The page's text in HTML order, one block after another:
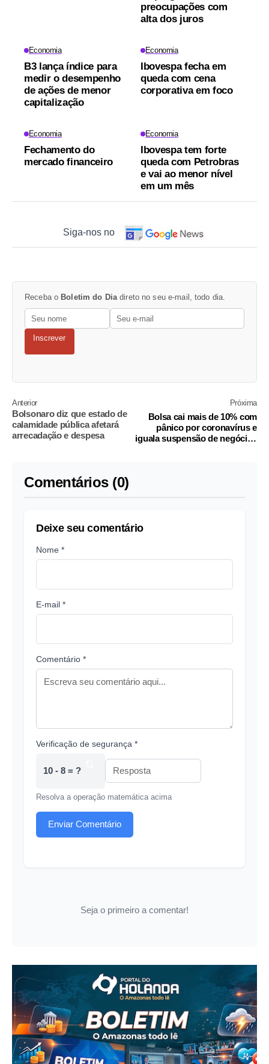
preocupações com
alta dos juros
Economia
B3 lança índice para
medir o desempenho
de ações de menor
capitalização
Economia
Ibovespa fecha em
queda com cena
corporativa em foco
Economia
Fechamento do
mercado financeiro
Economia
Ibovespa tem forte
queda com Petrobras
e vai ao menor nível
em um mês
Siga-nos no
Receba o Boletim do Dia direto no seu e-mail, todo dia.
Inscrever
Anterior
Bolsonaro diz que estado de
calamidade pública afetará
arrecadação e despesa
Próxima
Bolsa cai mais de 10% com
pânico por coronavírus e
iguala suspensão de negócios
Comentários (0)
Deixe seu comentário
Nome *
E-mail *
Comentário *
Verificação de segurança *
10 - 8 = ?
Resolva a operação matemática acima
Enviar Comentário
Seja o primeiro a comentar!